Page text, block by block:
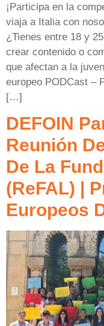
¡Participa en la
viaja a Italia con
¿Tienes entre 18 y
crear contenido o
que afectan a la
europeo PODCast –
[…]
DEFOIN
Reunión
De La
(ReFAL) |
Europeos